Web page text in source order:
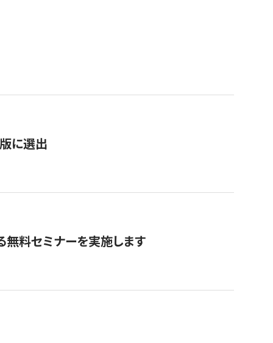
に選出
無料セミナーを実施します